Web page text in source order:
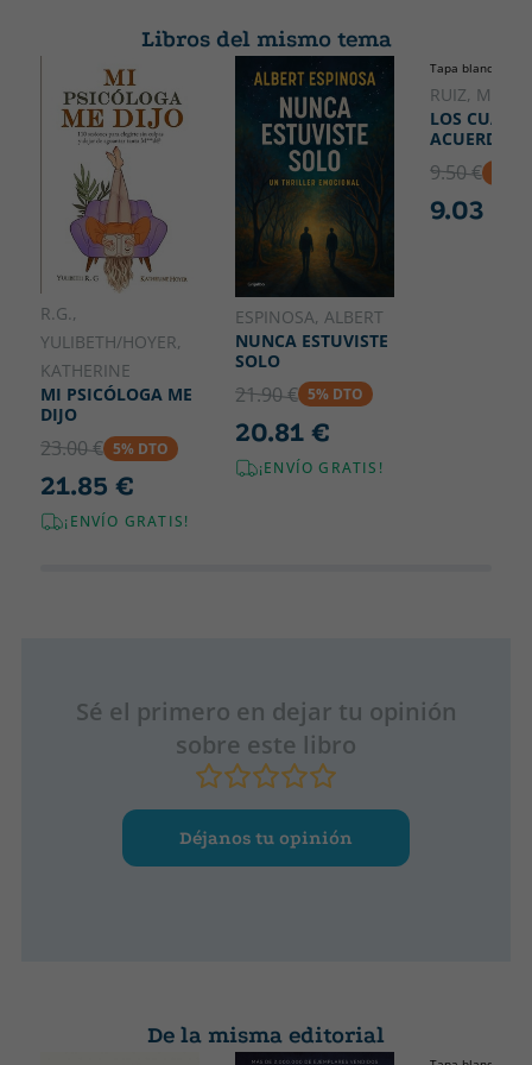
Libros del mismo tema
R.G.,
YULIBETH/HOYER,
KATHERINE
MI PSICÓLOGA ME
DIJO
23.00 € 5% DTO
21.85 €
¡ENVÍO GRATIS!
ESPINOSA, ALBERT
NUNCA ESTUVISTE
SOLO
21.90 € 5% DTO
20.81 €
¡ENVÍO GRATIS!
Tapa blanda o
RUIZ,
LOS
ACUERDOS
9.50 €
9.03 €
Sé el primero en dejar tu opinión
sobre este libro
Déjanos tu opinión
De la misma editorial